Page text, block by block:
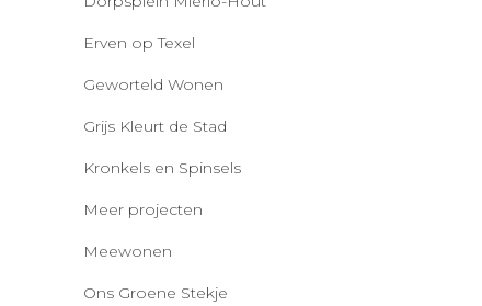
Erven op Texel
Geworteld Wonen
Grijs Kleurt de Stad
Kronkels en Spinsels
Meer projecten
Meewonen
Ons Groene Stekje